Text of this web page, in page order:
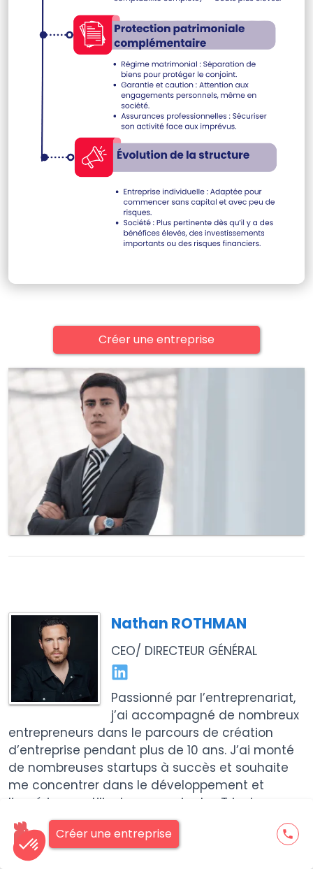
Créer une entreprise
Créer une entreprise phone
Nathan ROTHMAN
CEO/ DIRECTEUR GÉNÉRAL
Passionné par l’entreprenariat,
j’ai accompagné de nombreux
entrepreneurs dans le parcours de création
d’entreprise pendant plus de 10 ans. J’ai monté
de nombreuses startups à succès et souhaite
me concentrer dans le développement et
l’expérience utilisateur au sein des Tricolores.
Les Tricolores est une société numéro 1 de la
domiciliation à Pariset dans toute la France
ainsi que les formalités juridiques.